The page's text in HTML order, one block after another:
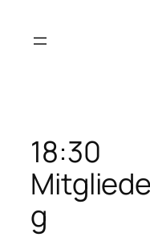
Inhalt
18:30
g